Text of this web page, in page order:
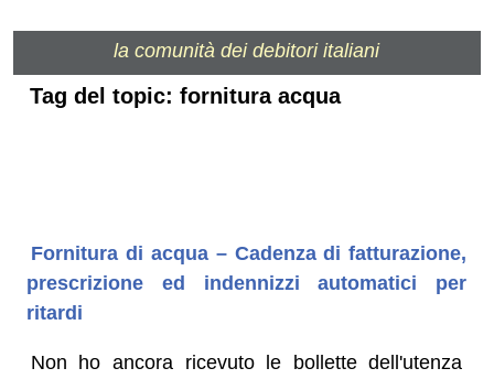
la comunità dei debitori italiani
Tag del topic: fornitura acqua
Fornitura di acqua – Cadenza di fatturazione,
prescrizione ed indennizzi automatici per
ritardi
Non ho ancora ricevuto le bollette dell'utenza